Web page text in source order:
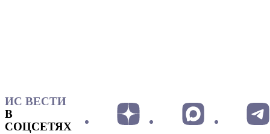
ИС ВЕСТИ
В
СОЦСЕТЯХ